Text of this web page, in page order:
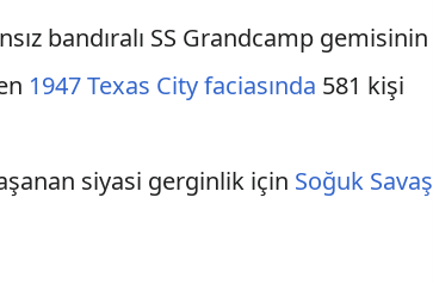
bandıralı SS Grandcamp gemisinin
1947 Texas City faciasında 581 kişi
siyasi gerginlik için Soğuk Savaş